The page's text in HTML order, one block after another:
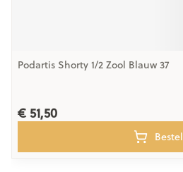
Podartis Shorty 1/2 Zool Blauw 37
€ 51,50
Bestel